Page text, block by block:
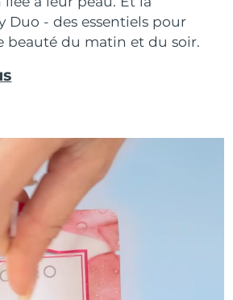
Duo - des essentiels pour
beauté du matin et du soir.